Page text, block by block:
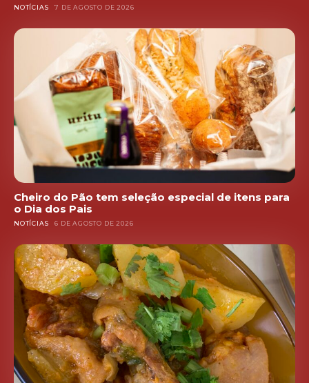
NOTÍCIAS 7 DE AGOSTO DE 2026
Cheiro do Pão tem seleção especial de itens para
o Dia dos Pais
NOTÍCIAS 6 DE AGOSTO DE 2026